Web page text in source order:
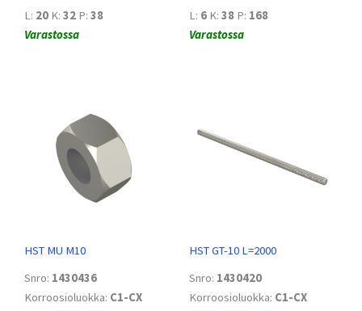
L: 20 K: 32 P: 38
Varastossa
L: 6 K: 38 P: 168
Varastossa
HST MU M10
Snro: 1430436
Korroosioluokka: C1-CX
HST GT-10 L=2000
Snro: 1430420
Korroosioluokka: C1-CX